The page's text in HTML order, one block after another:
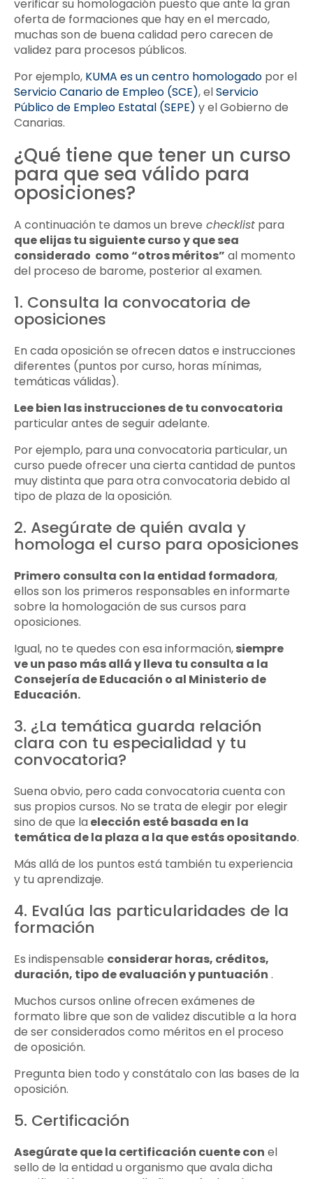
verificar su homologación puesto que ante la gran
oferta de formaciones que hay en el mercado,
muchas son de buena calidad pero carecen de
validez para procesos públicos.
Por ejemplo, KUMA es un centro homologado por el
Servicio Canario de Empleo (SCE), elServicio
Público de Empleo Estatal (SEPE) y el Gobierno de
Canarias.
¿Qué tiene que tener un curso
para que sea válido para
oposiciones?
A continuación te damos un breve checklist para
que elijas tu siguiente curso y que sea
considerado como “otros méritos” al momento
del proceso de barome, posterior al examen.
1. Consulta la convocatoria de
oposiciones
En cada oposición se ofrecen datos e instrucciones
diferentes (puntos por curso, horas mínimas,
temáticas válidas).
Lee bien las instrucciones de tu convocatoria
particular antes de seguir adelante.
Por ejemplo, para una convocatoria particular, un
curso puede ofrecer una cierta cantidad de puntos
muy distinta que para otra convocatoria debido al
tipo de plaza de la oposición.
2. Asegúrate de quién avala y
homologa el curso para oposiciones
Primero consulta con la entidad formadora,
ellos son los primeros responsables en informarte
sobre la homologación de sus cursos para
oposiciones.
Igual, no te quedes con esa información,siempre
ve un paso más allá y lleva tu consulta a la
Consejería de Educación o al Ministerio de
Educación.
3. ¿La temática guarda relación
clara con tu especialidad y tu
convocatoria?
Suena obvio, pero cada convocatoria cuenta con
sus propios cursos. No se trata de elegir por elegir
sino de que laelección esté basada en la
temática de la plaza a la que estás opositando.
Más allá de los puntos está también tu experiencia
y tu aprendizaje.
4. Evalúa las particularidades de la
formación
Es indispensable considerar horas, créditos,
duración, tipo de evaluación y puntuación .
Muchos cursos online ofrecen exámenes de
formato libre que son de validez discutible a la hora
de ser considerados como méritos en el proceso
de oposición.
Pregunta bien todo y constátalo con las bases de la
oposición.
5. Certificación
Asegúrate que la certificación cuente con el
sello de la entidad u organismo que avala dicha